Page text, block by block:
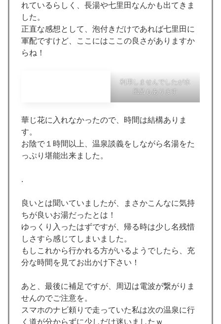
れているらしく、長湯や七里田なんかも出てきま
した。
正直な感想として、泡付きだけであれば七里田に
軍配ですけど、ここにはここの良さがありますか
らね！
利用しませんでしたが水
風呂もあります
華じ花に入れなかったので、時間は結構ありま
す。
お陰で１時間以上、温泉談義をしながら名湯をた
っぷり堪能出来ました。
.
良いとは聞いていましたが、まさかこんなに気持
ちが良いお湯だったとは！
ゆっくり入ったはずですが、帰る時は少し名残惜
しさすら感じてしまいました。
もしこれから行かれる方がいるようでしたら、充
分な時間を見てお出かけ下さい！
あと、最後に補足ですが、周辺は電波が繋がりま
せんのでご注意を。
スマホのナビ頼りで走っていた私は次の温泉に行
く道が分からずに少しだけ迷いましたｗ